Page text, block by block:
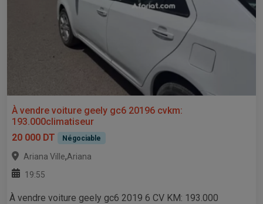
À vendre voiture geely gc6 20196 cvkm:
193.000climatiseur
20 000 DT
Négociable
Ariana Ville,Ariana
19:55
À vendre voiture geely gc6 2019 6 CV KM: 193.000